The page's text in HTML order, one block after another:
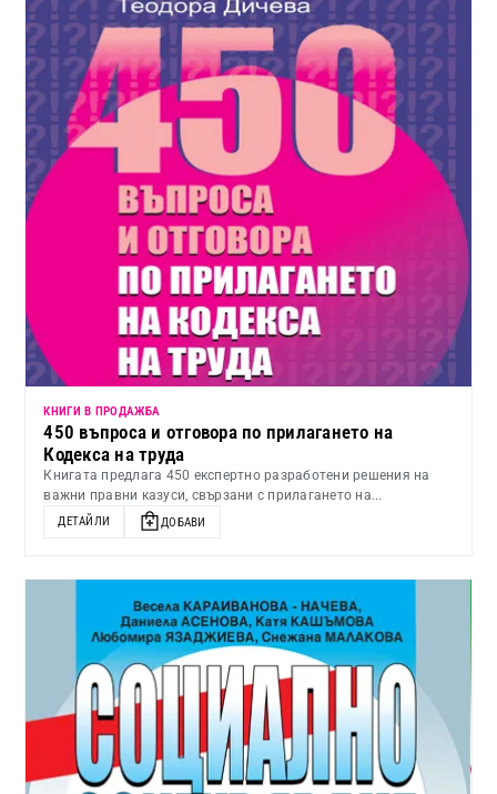
КНИГИ В ПРОДАЖБА
450 въпроса и отговора по прилагането на
Кодекса на труда
Книгата предлага 450 експертно разработени решения на
важни правни казуси, свързани с прилагането на...
ДЕТАЙЛИ ДОБАВИ